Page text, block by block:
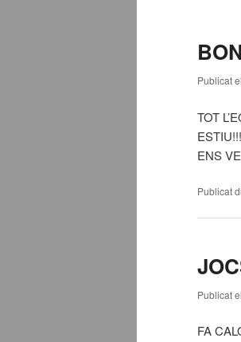
Publicat el
TOT
ENS
Publicat
Publicat el
FA